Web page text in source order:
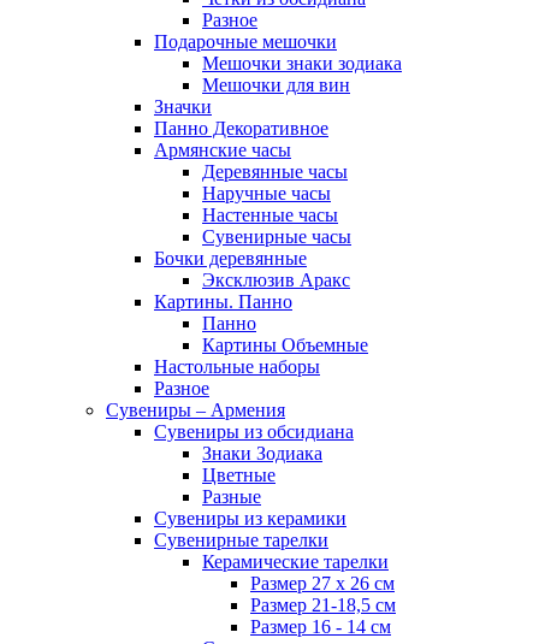
Разное
Подарочные мешочки
Мешочки знаки зодиака
Мешочки для вин
Значки
Панно Декоративное
Армянские часы
Деревянные часы
Наручные часы
Настенные часы
Сувенирные часы
Бочки деревянные
Эксклюзив Аракс
Картины. Панно
Панно
Картины Объемные
Настольные наборы
Разное
Сувениры – Армения
Сувениры из обсидиана
Знаки Зодиака
Цветные
Разные
Сувениры из керамики
Сувенирные тарелки
Керамические тарелки
Размер 27 х 26 см
Размер 21-18,5 см
Размер 16 - 14 см